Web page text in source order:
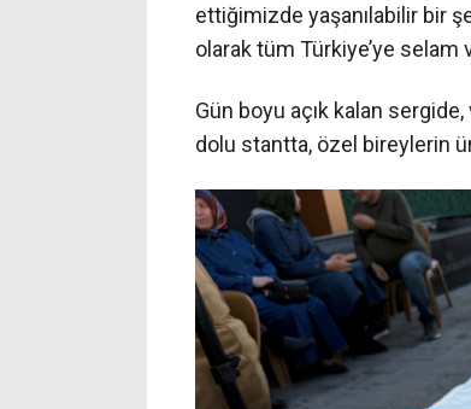
ettiğimizde yaşanılabilir bir
olarak tüm Türkiye’ye selam
Gün boyu açık kalan
dolu stantta, özel bireylerin